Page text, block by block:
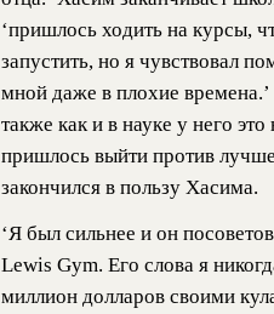
‘пришлось ходить на курсы,
запустить, но я чувствовал
мной даже в плохие
также как и в науке у него
пришлось выйти против
закончился в пользу Хасима.
‘Я был сильнее и он
Lewis Gym. Его слова я
миллион долларов своими